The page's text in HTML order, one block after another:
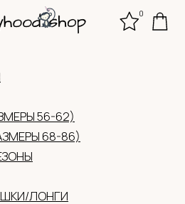
КОНТАКТЫ